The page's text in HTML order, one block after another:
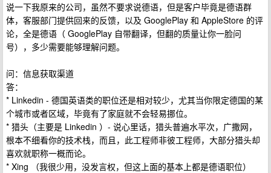
说一下我原来的公司，虽然不要求说德语，但是客户毕竟是德语群
体，客服部门提供回来的反馈，以及 GooglePlay 和 AppleStore 的评
论，全是德语（ GooglePlay 自带翻译，但翻的质量让你一脸问
号），多少需要能够理解问题。
问：信息获取渠道
答：
* Linkedin - 德国英语类的职位还是相对较少，尤其当你限定德国的某
个城市或者区域，毕竟有了家庭就不会轻易挪位。
* 猎头（主要是 Linkedin ）- 说心里话，猎头普遍水平次，广撒网，
根本不细看你的技术栈，而且，此工程师非彼工程师，大部分猎头却
喜欢就职称一概而论。
* Xing （我很少用，没发言权，但这上面的基本上都是德语职位）